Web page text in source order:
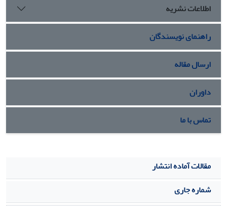
اطلاعات نشریه
راهنمای نویسندگان
ارسال مقاله
داوران
تماس با ما
مقالات آماده انتشار
شماره جاری